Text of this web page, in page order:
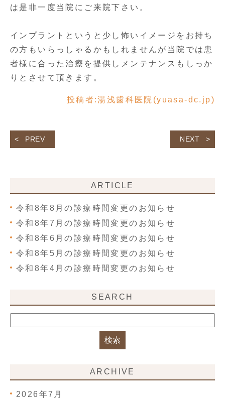
は是非一度当院にご来院下さい。
インプラントというと少し怖いイメージをお持ち
の方もいらっしゃるかもしれませんが当院では患
者様に合った治療を提供しメンテナンスもしっか
りとさせて頂きます。
投稿者:湯浅歯科医院(yuasa-dc.jp)
PREV NEXT
ARTICLE
令和8年8月の診療時間変更のお知らせ
令和8年7月の診療時間変更のお知らせ
令和8年6月の診療時間変更のお知らせ
令和8年5月の診療時間変更のお知らせ
令和8年4月の診療時間変更のお知らせ
SEARCH
ARCHIVE
2026年7月